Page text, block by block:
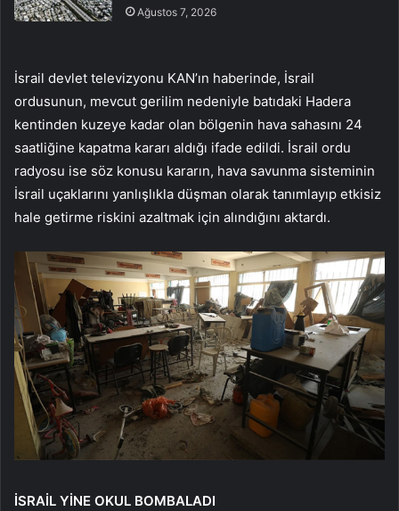
Ağustos 7, 2026
İsrail devlet televizyonu KAN’ın haberinde, İsrail
ordusunun, mevcut gerilim nedeniyle batıdaki Hadera
kentinden kuzeye kadar olan bölgenin hava sahasını 24
saatliğine kapatma kararı aldığı ifade edildi. İsrail ordu
radyosu ise söz konusu kararın, hava savunma sisteminin
İsrail uçaklarını yanlışlıkla düşman olarak tanımlayıp etkisiz
hale getirme riskini azaltmak için alındığını aktardı.
İSRAİL YİNE OKUL BOMBALADI